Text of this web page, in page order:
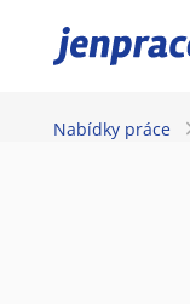
JenPráce.cz
Nabídky práce